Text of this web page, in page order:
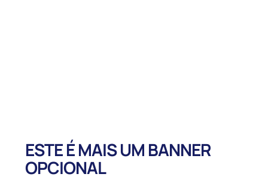
ESTE É MAIS UM BANNER
OPCIONAL